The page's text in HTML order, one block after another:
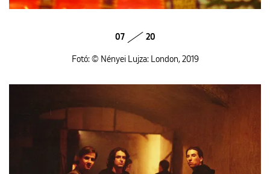
07 20
Fotó: © Nényei Lujza: London, 2019